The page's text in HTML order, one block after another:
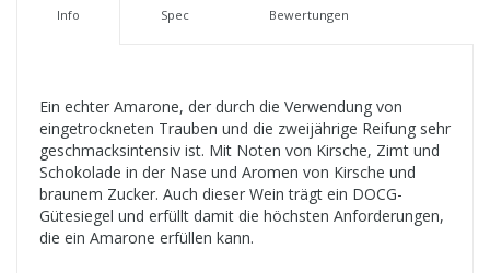
Info Spec Bewertungen
Ein echter Amarone, der durch die Verwendung von
eingetrockneten Trauben und die zweijährige Reifung sehr
geschmacksintensiv ist. Mit Noten von Kirsche, Zimt und
Schokolade in der Nase und Aromen von Kirsche und
braunem Zucker. Auch dieser Wein trägt ein DOCG-
Gütesiegel und erfüllt damit die höchsten Anforderungen,
die ein Amarone erfüllen kann.